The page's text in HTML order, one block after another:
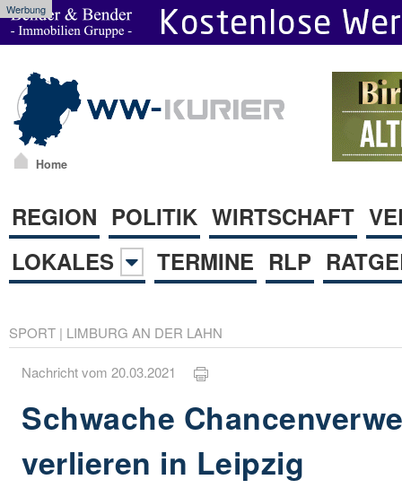
Werbung
Home
REGION POLITIK WIRTSCHAFT
LOKALES
TERMINE RLP
SPORT | LIMBURG AN DER LAHN
Nachricht vom 20.03.2021
Schwache
verlieren in Leipzig